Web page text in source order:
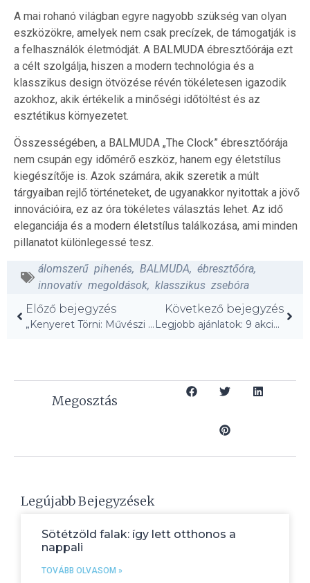
A mai rohanó világban egyre nagyobb szükség van olyan
eszközökre, amelyek nem csak precízek, de támogatják is
a felhasználók életmódját. A BALMUDA ébresztőórája ezt
a célt szolgálja, hiszen a modern technológia és a
klasszikus design ötvözése révén tökéletesen igazodik
azokhoz, akik értékelik a minőségi időtöltést és az
esztétikus környezetet.
Összességében, a BALMUDA „The Clock” ébresztőórája
nem csupán egy időmérő eszköz, hanem egy életstílus
kiegészítője is. Azok számára, akik szeretik a múlt
tárgyaiban rejlő történeteket, de ugyanakkor nyitottak a jövő
innovációira, ez az óra tökéletes választás lehet. Az idő
eleganciája és a modern életstílus találkozása, ami minden
pillanatot különlegessé tesz.
álomszerű pihenés, BALMUDA, ébresztőóra,
innovatív megoldások, klasszikus zsebóra
Előző bejegyzés
„Kenyeret Törni: Művészi Élmény az Új Dallasi Pékségben”
Következő bejegyzés
Legjobb ajánlatok: 9 akció a Memorial Day Sale-en!
Megosztás
Legújabb Bejegyzések
Sötétzöld falak: így lett otthonos a
nappali
TOVÁBB OLVASOM »